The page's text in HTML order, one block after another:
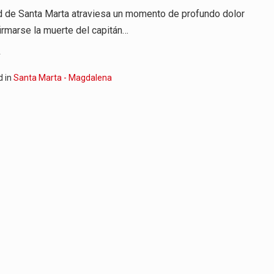
de Santa Marta atraviesa un momento de profundo dolor
la muerte del capitán…
in Santa Marta - Magdalena